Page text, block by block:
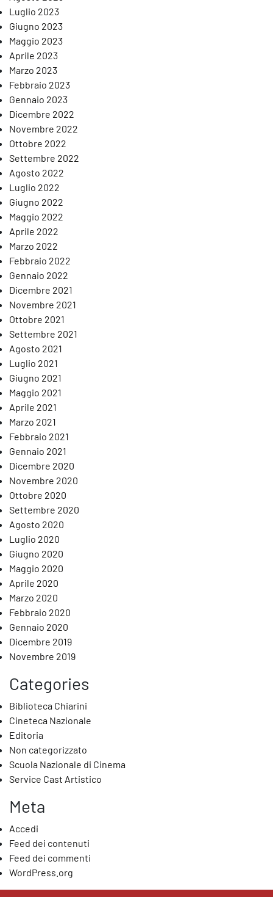
Luglio 2023
Giugno 2023
Maggio 2023
Aprile 2023
Marzo 2023
Febbraio 2023
Gennaio 2023
Dicembre 2022
Novembre 2022
Ottobre 2022
Settembre 2022
Agosto 2022
Luglio 2022
Giugno 2022
Maggio 2022
Aprile 2022
Marzo 2022
Febbraio 2022
Gennaio 2022
Dicembre 2021
Novembre 2021
Ottobre 2021
Settembre 2021
Agosto 2021
Luglio 2021
Giugno 2021
Maggio 2021
Aprile 2021
Marzo 2021
Febbraio 2021
Gennaio 2021
Dicembre 2020
Novembre 2020
Ottobre 2020
Settembre 2020
Agosto 2020
Luglio 2020
Giugno 2020
Maggio 2020
Aprile 2020
Marzo 2020
Febbraio 2020
Gennaio 2020
Dicembre 2019
Novembre 2019
Categories
Biblioteca Chiarini
Cineteca Nazionale
Editoria
Non categorizzato
Scuola Nazionale di Cinema
Service Cast Artistico
Meta
Accedi
Feed dei contenuti
Feed dei commenti
WordPress.org